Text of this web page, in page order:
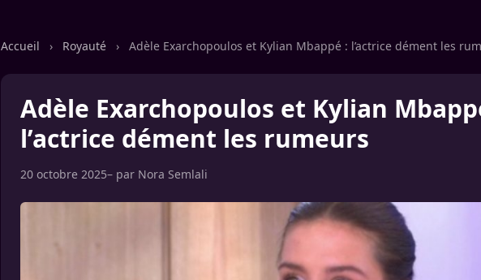
Accueil › Royauté › Adèle Exarchopoulos et Kylian Mbappé : l’actrice dément les
Adèle Exarchopoulos et Kylian
l’actrice dément les rumeurs
20 octobre 2025– par Nora Semlali